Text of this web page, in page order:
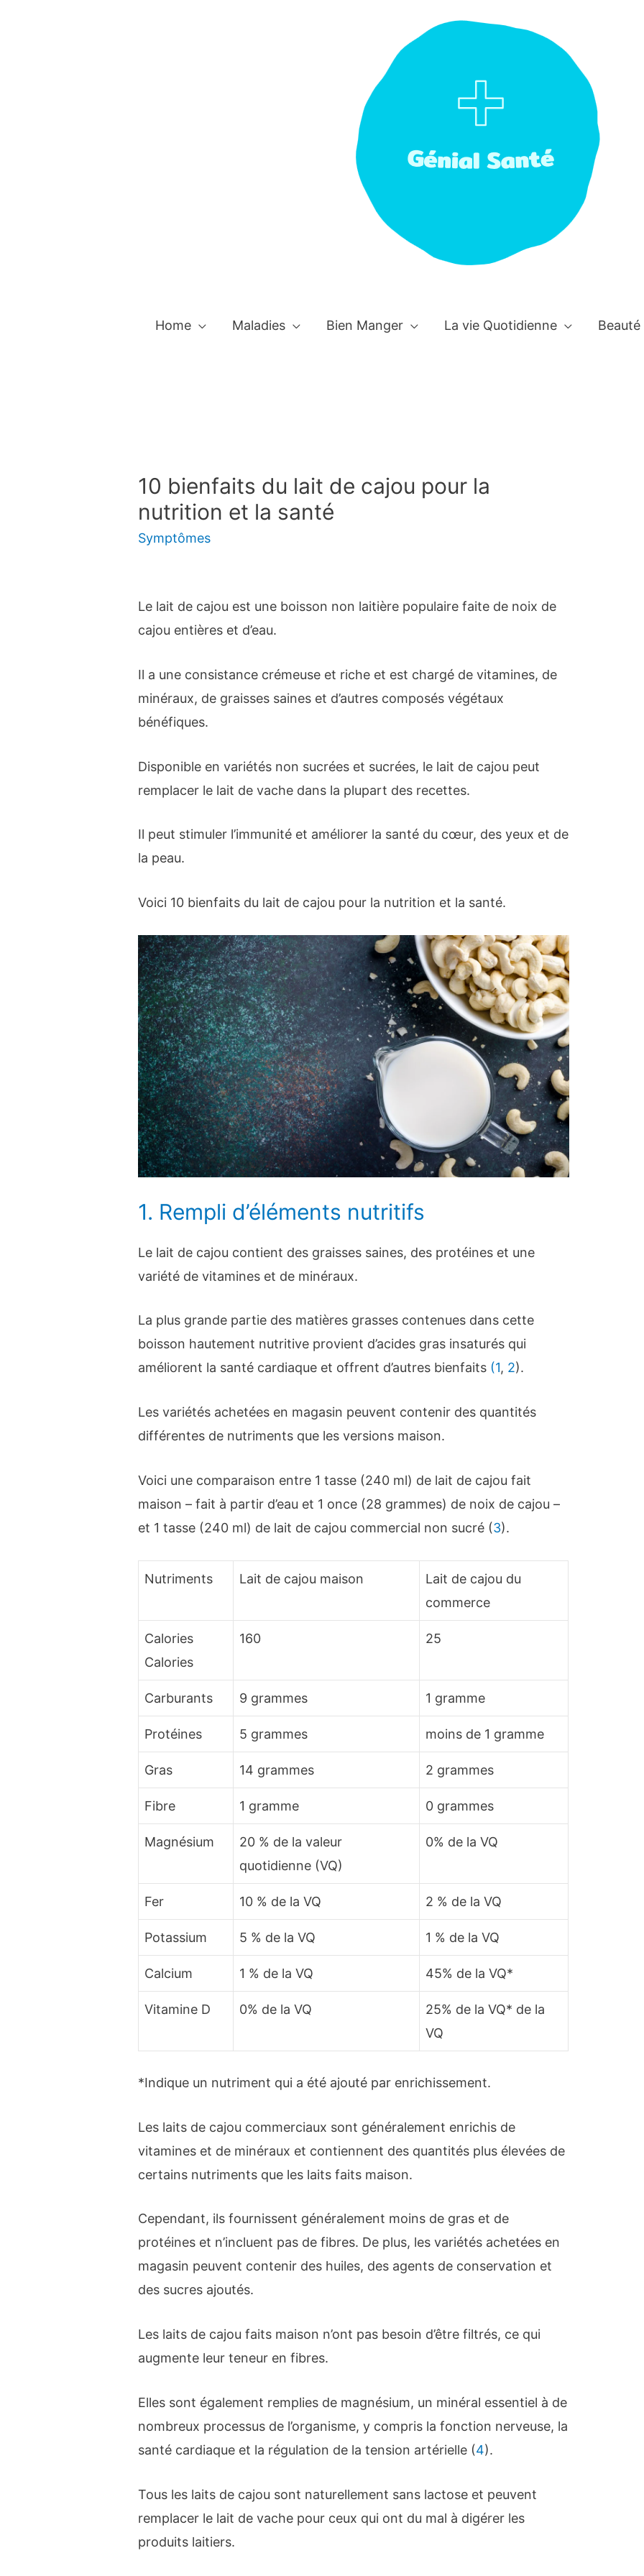
Home Maladies Bien Manger La vie Quotidienne Beauté
10 bienfaits du lait de cajou pour la
nutrition et la santé
Symptômes
Le lait de cajou est une boisson non laitière populaire faite de noix de
cajou entières et d’eau.
Il a une consistance crémeuse et riche et est chargé de vitamines, de
minéraux, de graisses saines et d’autres composés végétaux
bénéfiques.
Disponible en variétés non sucrées et sucrées, le lait de cajou peut
remplacer le lait de vache dans la plupart des recettes.
Il peut stimuler l’immunité et améliorer la santé du cœur, des yeux et de
la peau.
Voici 10 bienfaits du lait de cajou pour la nutrition et la santé.
1. Rempli d’éléments nutritifs
Le lait de cajou contient des graisses saines, des protéines et une
variété de vitamines et de minéraux.
La plus grande partie des matières grasses contenues dans cette
boisson hautement nutritive provient d’acides gras insaturés qui
améliorent la santé cardiaque et offrent d’autres bienfaits (1, 2).
Les variétés achetées en magasin peuvent contenir des quantités
différentes de nutriments que les versions maison.
Voici une comparaison entre 1 tasse (240 ml) de lait de cajou fait
maison – fait à partir d’eau et 1 once (28 grammes) de noix de cajou –
et 1 tasse (240 ml) de lait de cajou commercial non sucré (3).
Nutriments Lait de cajou maison
Lait de cajou du
commerce
Calories
Calories
160 25
Carburants 9 grammes 1 gramme
Protéines 5 grammes moins de 1 gramme
Gras 14 grammes 2 grammes
Fibre 1 gramme 0 grammes
Magnésium
20 % de la valeur
quotidienne (VQ)
0% de la VQ
Fer 10 % de la VQ 2 % de la VQ
Potassium 5 % de la VQ 1 % de la VQ
Calcium 1 % de la VQ 45% de la VQ*
Vitamine D 0% de la VQ
25% de la VQ* de la
VQ
*Indique un nutriment qui a été ajouté par enrichissement.
Les laits de cajou commerciaux sont généralement enrichis de
vitamines et de minéraux et contiennent des quantités plus élevées de
certains nutriments que les laits faits maison.
Cependant, ils fournissent généralement moins de gras et de
protéines et n’incluent pas de fibres. De plus, les variétés achetées en
magasin peuvent contenir des huiles, des agents de conservation et
des sucres ajoutés.
Les laits de cajou faits maison n’ont pas besoin d’être filtrés, ce qui
augmente leur teneur en fibres.
Elles sont également remplies de magnésium, un minéral essentiel à de
nombreux processus de l’organisme, y compris la fonction nerveuse, la
santé cardiaque et la régulation de la tension artérielle (4).
Tous les laits de cajou sont naturellement sans lactose et peuvent
remplacer le lait de vache pour ceux qui ont du mal à digérer les
produits laitiers.